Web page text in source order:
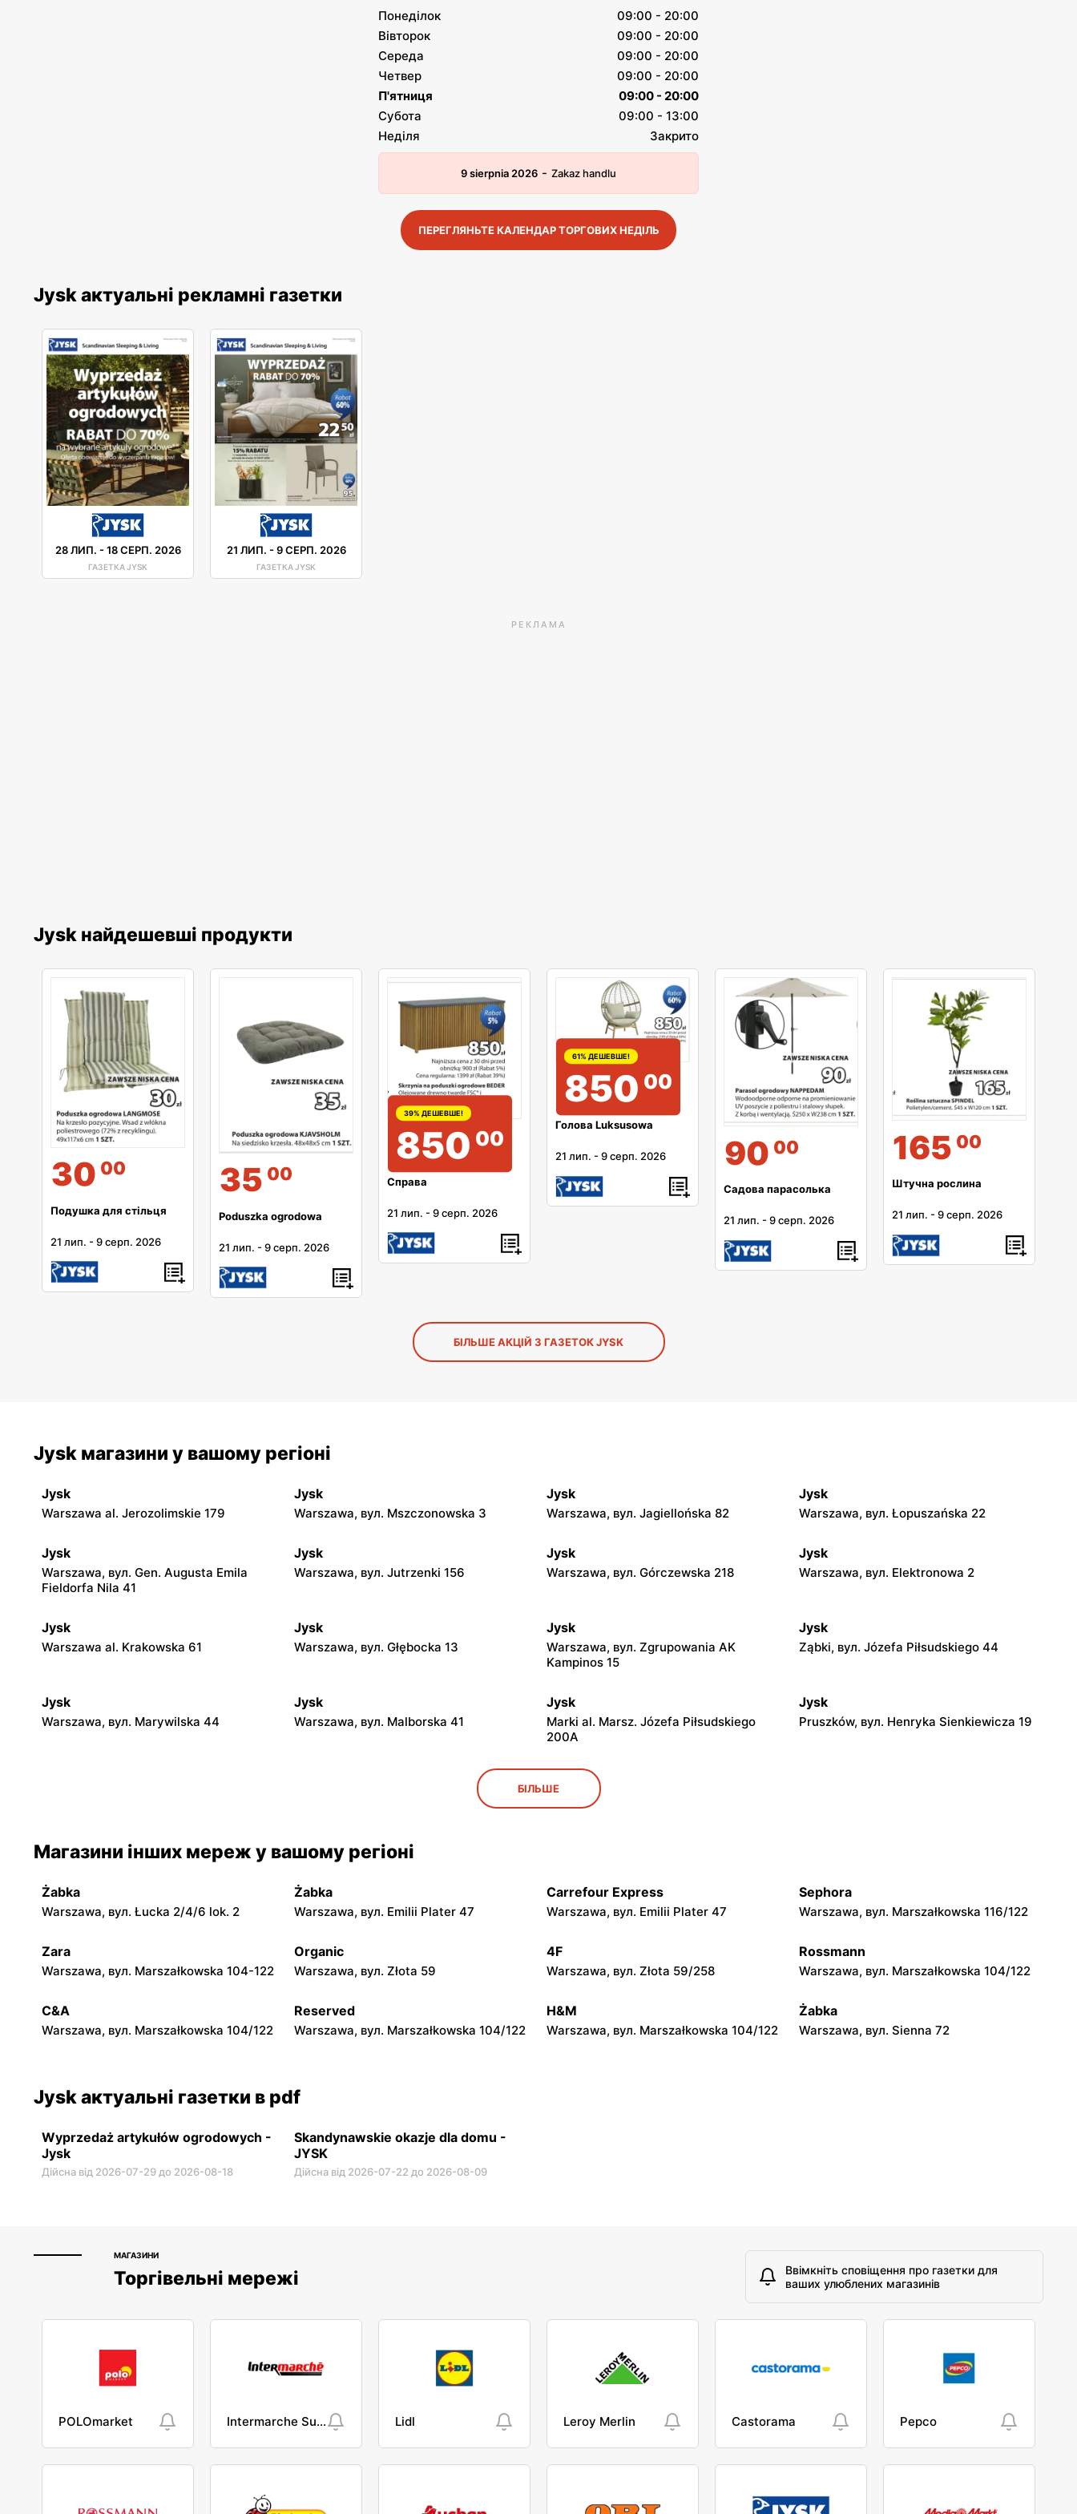
Понеділок
09:00 - 20:00
Вівторок
09:00 - 20:00
Середа
09:00 - 20:00
Четвер
09:00 - 20:00
П'ятниця
09:00 - 20:00
Субота
09:00 - 13:00
Неділя
Закрито
9 sierpnia 2026 - Zakaz handlu
ПЕРЕГЛЯНЬТЕ КАЛЕНДАР ТОРГОВИХ НЕДІЛЬ
Jysk актуальні рекламні газетки
28 ЛИП. -18 СЕРП. 2026
ГАЗЕТКА JYSK
21 ЛИП. -9 СЕРП. 2026
ГАЗЕТКА JYSK
РЕКЛАМА
Jysk найдешевші продукти
30 00
Подушка для стільця
21 лип. -9 серп. 2026
35 00
Poduszka ogrodowa
21 лип. -9 серп. 2026
39% ДЕШЕВШЕ!
850 00
Справа
21 лип. -9 серп. 2026
61% ДЕШЕВШЕ!
850 00
Голова Luksusowa
21 лип. -9 серп. 2026 90 00
Садова парасолька
21 лип. -9 серп. 2026
165 00
Штучна рослина
21 лип. -9 серп. 2026
БІЛЬШЕ АКЦІЙ З ГАЗЕТОК JYSK
Jysk магазини у вашому регіоні
Jysk
Warszawa al. Jerozolimskie 179
Jysk
Warszawa, вул. Mszczonowska 3
Jysk
Warszawa, вул. Jagiellońska 82
Jysk
Warszawa, вул. Łopuszańska 22
Jysk
Warszawa, вул. Gen. Augusta Emila
Fieldorfa Nila 41
Jysk
Warszawa, вул. Jutrzenki 156
Jysk
Warszawa, вул. Górczewska 218
Jysk
Warszawa, вул. Elektronowa 2
Jysk
Warszawa al. Krakowska 61
Jysk
Warszawa, вул. Głębocka 13
Jysk
Warszawa, вул. Zgrupowania AK
Kampinos 15
Jysk
Ząbki, вул. Józefa Piłsudskiego 44
Jysk
Warszawa, вул. Marywilska 44
Jysk
Warszawa, вул. Malborska 41
Jysk
Marki al. Marsz. Józefa Piłsudskiego
200A
Jysk
Pruszków, вул. Henryka Sienkiewicza 19
Podkowa Leśna, вул. Gołębia 26
Milanówek, вул. Królewska 123A
Nowy Dwór Mazowiecki, вул.
Jysk Jysk Jysk Jysk
Jysk Jysk
5A
Jysk
Stanisława Reymonta 7a
Jysk
БІЛЬШЕ
Магазини інших мереж у вашому регіоні
Żabka
Warszawa, вул. Łucka 2/4/6 lok. 2
Żabka
Warszawa, вул. Emilii Plater 47
Carrefour Express
Warszawa, вул. Emilii Plater 47
Sephora
Warszawa, вул. Marszałkowska 116/122
Zara
Warszawa, вул. Marszałkowska 104-122
Organic
Warszawa, вул. Złota 59
4F
Warszawa, вул. Złota 59/258
Rossmann
Warszawa, вул. Marszałkowska 104/122
C&A
Warszawa, вул. Marszałkowska 104/122
Reserved
Warszawa, вул. Marszałkowska 104/122
H&M
Warszawa, вул. Marszałkowska 104/122
Żabka
Warszawa, вул. Sienna 72
Jysk актуальні газетки в pdf
Wyprzedaż artykułów ogrodowych -
Jysk
Дійсна від 2026-07-29 до 2026-08-18
Skandynawskie okazje dla domu -
JYSK
Дійсна від 2026-07-22 до 2026-08-09
МАГАЗИНИ
Торгівельні мережі
Ввімкніть сповіщення про газетки для
ваших улюблених магазинів
POLOmarket Intermarche Super Lidl Leroy Merlin Castorama Pepco